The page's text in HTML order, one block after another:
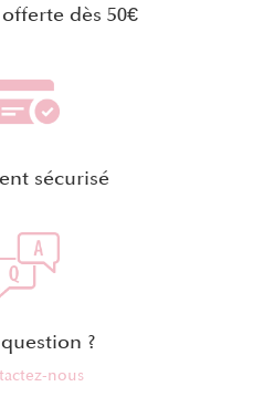
dès 50€
sécurisé
?
nous